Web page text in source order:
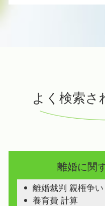
よく検索さ
離婚に関
離婚裁判 親権争い
養育費 計算